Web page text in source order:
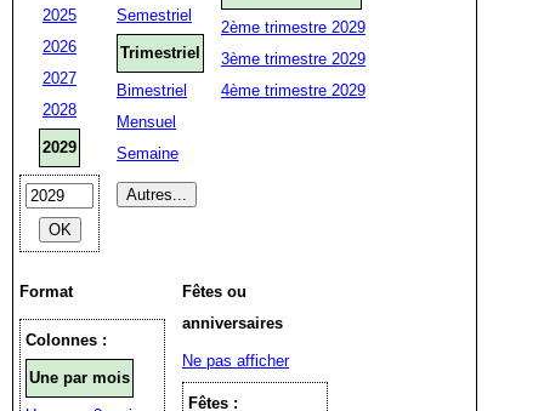
2025
2026
2027
2028
2029
Semestriel
Trimestriel
Bimestriel
Mensuel
Semaine
2ème trimestre 2029
3ème trimestre 2029
4ème trimestre 2029
Format
Colonnes :
Une par mois
Fêtes ou
anniversaires
Ne pas afficher
Fêtes :